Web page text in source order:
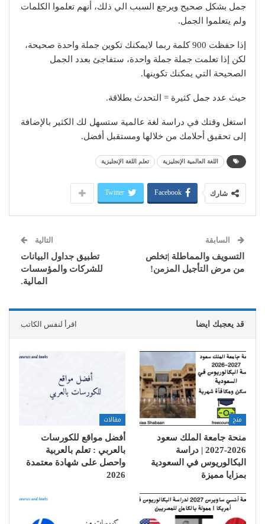
جمل بشكل صحيح ويرجع السبب الي ذلك، أنهم تعلموا الكلمات
ولم يتعلموا الجمل.
إذا حفظت 900 كلمة ربما لايمكنك تكوين جملة واحدة صحيحة،
لكن إذا تعلمت جملة جملة واحدة، ستفاجئ بعدد الجمل
الصحيحة التي يمكنك تكوينها.
حيث عدد جمل كثيرة = التحدث بطلاقة.
استغل وقتك في دراسة لغة عالمية ستسهل لك الكثير بالإضافة
إلى تحقيق أحلامك من خلالها ومستقبل أفضل.
اللغة العالمية الإنجليزية تعلم اللغة الإنجليزية
شارك Facebook
Twitter
السابقة
التسويف والمماطلة |تخلص
من مرض التأجيل المزمن!
التالية
تطبيق جداول البيانات
للشركات والمؤسسات
المالية.
قد يعجبك ايضا اقرأ لنفس الكاتب
منح
منحة جامعة الملك سعود
2026-2027 | دراسة
البكالوريوس في السعودية
بمزايا مميزة
مقالات
أفضل مواقع للكورسات
بالعربي : تعلم بالعربية
واحصل على شهادة معتمدة
2026